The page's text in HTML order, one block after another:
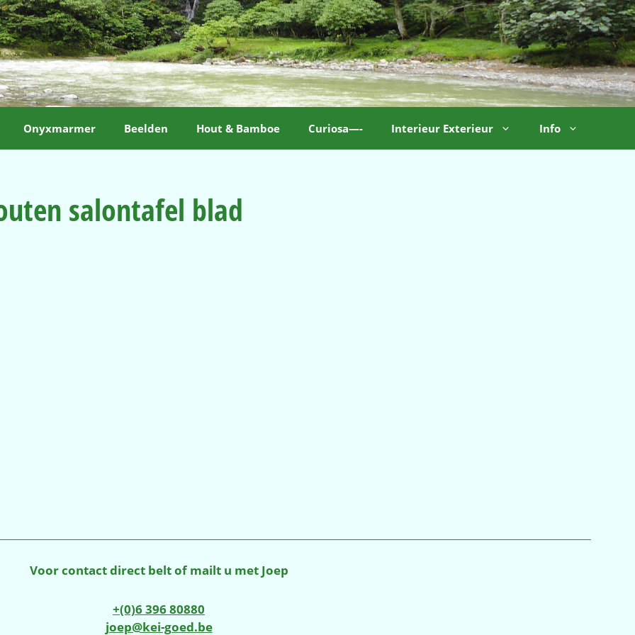
Onyxmarmer Beelden Hout & Bamboe Curiosa—- Interieur Exterieur Info
salontafel blad
Voor contact direct belt of mailt u met Joep
+(0)6 396 80880
joep@kei-goed.be